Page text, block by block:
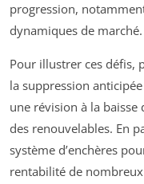
progression,
dynamiques de marché.
Pour illustrer ces défis,
la suppression
une révision à la
des renouvelables. En
système d’enchères
rentabilité de